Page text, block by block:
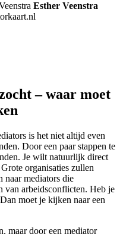
Esther Veenstra
– waar moet
is het niet altijd even
Door een paar stappen te
Je wilt natuurlijk direct
organisaties zullen
naar mediators die
van arbeidsconflicten. Heb je
moet je kijken naar een
maar door een mediator